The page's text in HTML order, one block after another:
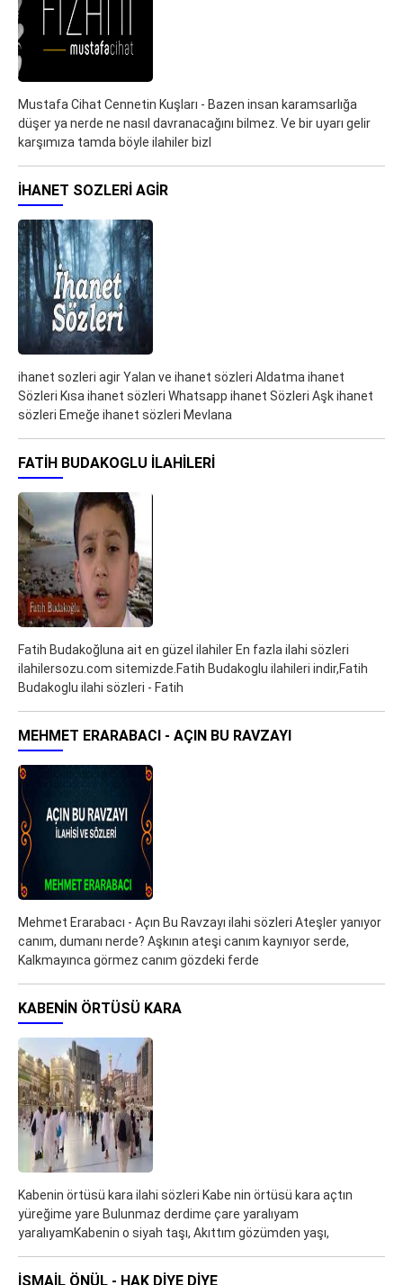
Mustafa Cihat Cennetin Kuşları - Bazen insan karamsarlığa
düşer ya nerde ne nasıl davranacağını bilmez. Ve bir uyarı gelir
karşımıza tamda böyle ilahiler bizl
IHANET SOZLERI AGIR
ihanet sozleri agir Yalan ve ihanet sözleri Aldatma ihanet
Sözleri Kısa ihanet sözleri Whatsapp ihanet Sözleri Aşk ihanet
sözleri Emeğe ihanet sözleri Mevlana
FATIH BUDAKOGLU ILAHILERI
Fatih Budakoğluna ait en güzel ilahiler En fazla ilahi sözleri
ilahilersozu.com sitemizde.Fatih Budakoglu ilahileri indir,Fatih
Budakoglu ilahi sözleri - Fatih
MEHMET ERARABACI - AÇIN BU RAVZAYI
Mehmet Erarabacı - Açın Bu Ravzayı ilahi sözleri Ateşler yanıyor
canım, dumanı nerde? Aşkının ateşi canım kaynıyor serde,
Kalkmayınca görmez canım gözdeki ferde
KABENIN ÖRTÜSÜ KARA
Kabenin örtüsü kara ilahi sözleri Kabe nin örtüsü kara açtın
yüreğime yare Bulunmaz derdime çare yaralıyam
yaralıyamKabenin o siyah taşı, Akıttım gözümden yaşı,
İSMAIL ÖNÜL - HAK DIYE DIYE